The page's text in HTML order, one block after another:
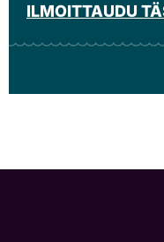
ILMOITTAUDU